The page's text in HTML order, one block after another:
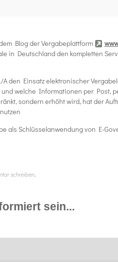
Blog der Vergabeplattform
in Deutschland den kompletten
/A den Einsatz elektronischer
welche Informationen per Post,
sondern erhöht wird, hat der
als Schlüsselanwendung von E-
schreiben,
sein...